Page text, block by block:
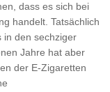
dass es sich bei
handelt. Tatsächlich
in den sechziger
Jahre hat aber
der E-Zigaretten